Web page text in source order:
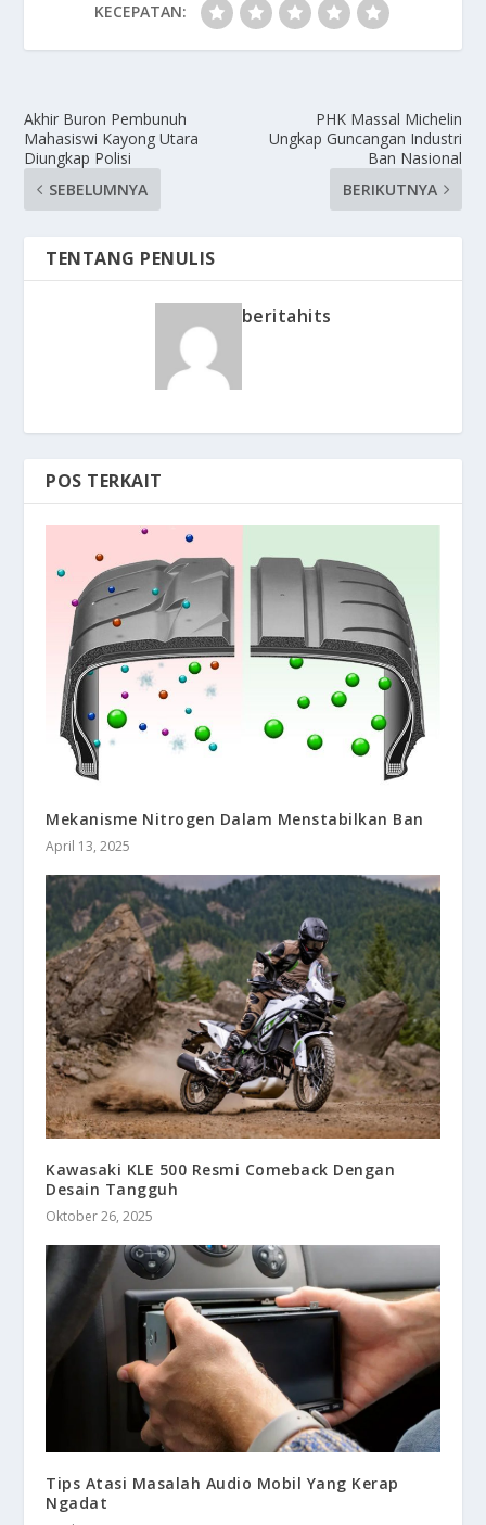
KECEPATAN:
Akhir Buron Pembunuh
Mahasiswi Kayong Utara
Diungkap Polisi
SEBELUMNYA
PHK Massal Michelin
Ungkap Guncangan Industri
Ban Nasional
BERIKUTNYA
TENTANG PENULIS
beritahits
POS TERKAIT
Mekanisme Nitrogen Dalam Menstabilkan Ban
April 13, 2025
Kawasaki KLE 500 Resmi Comeback Dengan
Desain Tangguh
Oktober 26, 2025
Tips Atasi Masalah Audio Mobil Yang Kerap
Ngadat